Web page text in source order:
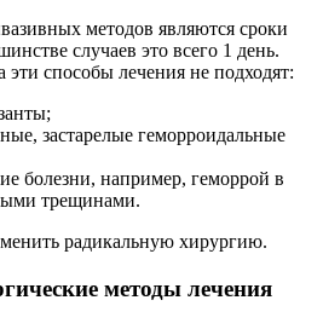
методов являются сроки
случаев это всего 1 день.
эти способы лечения не подходят:
застарелые геморроидальные
болезни, например, геморрой в
трещинами.
радикальную хирургию.
методы лечения